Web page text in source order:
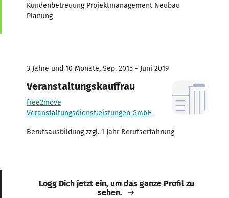
Kundenbetreuung Projektmanagement Neubau
Planung
3 Jahre und 10 Monate, Sep. 2015 - Juni 2019
Veranstaltungskauffrau
free2move
Veranstaltungsdienstleistungen GmbH
Berufsausbildung zzgl. 1 Jahr Berufserfahrung
Logg Dich jetzt ein, um das ganze Profil zu
sehen.